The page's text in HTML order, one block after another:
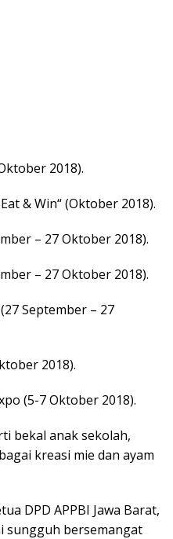
2018).
& Win“ (Oktober 2018).
– 27 Oktober 2018).
– 27 Oktober 2018).
September – 27
2018).
(5-7 Oktober 2018).
bekal anak sekolah,
kreasi mie dan ayam
DPD APPBI Jawa Barat,
sungguh bersemangat